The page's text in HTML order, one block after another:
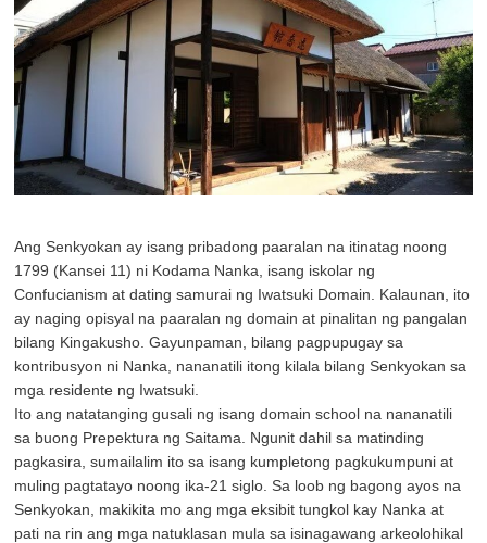
Ang Senkyokan ay isang pribadong paaralan na itinatag noong
1799 (Kansei 11) ni Kodama Nanka, isang iskolar ng
Confucianism at dating samurai ng Iwatsuki Domain. Kalaunan, ito
ay naging opisyal na paaralan ng domain at pinalitan ng pangalan
bilang Kingakusho. Gayunpaman, bilang pagpupugay sa
kontribusyon ni Nanka, nananatili itong kilala bilang Senkyokan sa
mga residente ng Iwatsuki.
Ito ang natatanging gusali ng isang domain school na nananatili
sa buong Prepektura ng Saitama. Ngunit dahil sa matinding
pagkasira, sumailalim ito sa isang kumpletong pagkukumpuni at
muling pagtatayo noong ika-21 siglo. Sa loob ng bagong ayos na
Senkyokan, makikita mo ang mga eksibit tungkol kay Nanka at
pati na rin ang mga natuklasan mula sa isinagawang arkeolohikal